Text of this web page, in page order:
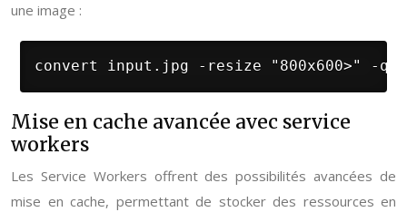
une image :
convert input.jpg -resize "800x600>" -
Mise en cache avancée avec service
workers
Les Service Workers offrent des possibilités avancées de
mise en cache, permettant de stocker des ressources en